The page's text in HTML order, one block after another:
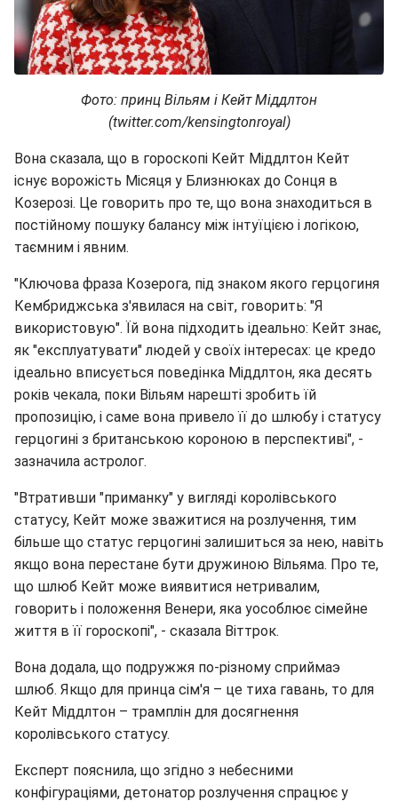
Фото: принц Вільям і Кейт Міддлтон
(twitter.com/kensingtonroyal)
Вона сказала, що в гороскопі Кейт Міддлтон Кейт
існує ворожість Місяця у Близнюках до Сонця в
Козерозі. Це говорить про те, що вона знаходиться в
постійному пошуку балансу між інтуїцією і логікою,
таємним і явним.
"Ключова фраза Козерога, під знаком якого герцогиня
Кембриджська з'явилася на світ, говорить: "Я
використовую". Їй вона підходить ідеально: Кейт знає,
як "експлуатувати" людей у своїх інтересах: це кредо
ідеально вписується поведінка Міддлтон, яка десять
років чекала, поки Вільям нарешті зробить їй
пропозицію, і саме вона привело її до шлюбу і статусу
герцогині з британською короною в перспективі", -
зазначила астролог.
"Втративши "приманку" у вигляді королівського
статусу, Кейт може зважитися на розлучення, тим
більше що статус герцогині залишиться за нею, навіть
якщо вона перестане бути дружиною Вільяма. Про те,
що шлюб Кейт може виявитися нетривалим,
говорить і положення Венери, яка уособлює сімейне
життя в її гороскопі", - сказала Віттрок.
Вона додала, що подружжя по-різному сприймаэ
шлюб. Якщо для принца сім'я – це тиха гавань, то для
Кейт Міддлтон – трамплін для досягнення
королівського статусу.
Експерт пояснила, що згідно з небесними
конфігураціями, детонатор розлучення спрацює у